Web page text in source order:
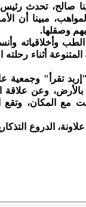
صالح، تحدث
مبينا أن
وصقلها.
وأخلاقياته
أثناء رحلته
تقرأ" وجمعية
وعن علاقة
مع المكان،
الدروع